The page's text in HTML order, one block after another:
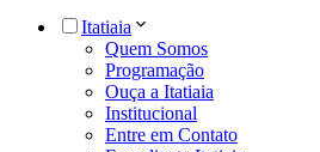
Itatiaia
Quem Somos
Programação
Ouça a Itatiaia
Institucional
Entre em Contato